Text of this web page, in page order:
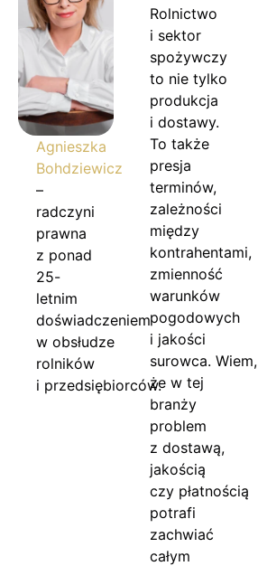
Agnieszka
Bohdziewicz
–
radczyni
prawna
z ponad
25-
letnim
doświadczeniem
w obsłudze
rolników
i przedsiębiorców.
Rolnictwo
i sektor
spożywczy
to nie tylko
produkcja
i dostawy.
To także
presja
terminów,
zależności
między
kontrahentami,
zmienność
warunków
pogodowych
i jakości
surowca. Wiem,
że w tej
branży
problem
z dostawą,
jakością
czy płatnością
potrafi
zachwiać
całym